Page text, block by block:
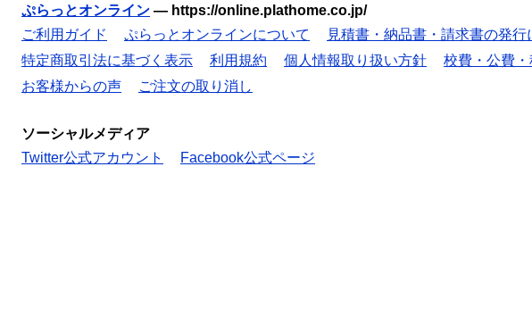
ぷらっとオンライン — https://online.plathome.co.jp/
ご利用ガイド
ぷらっとオンラインについて 見積書・納品書・請求書の発行
特定商取引法に基づく表示
利用規約 個人情報取り扱い方針 校費・公費
お客様からの声
ご注文の取り消し
ソーシャルメディア
Twitter公式アカウント
Facebook公式ページ